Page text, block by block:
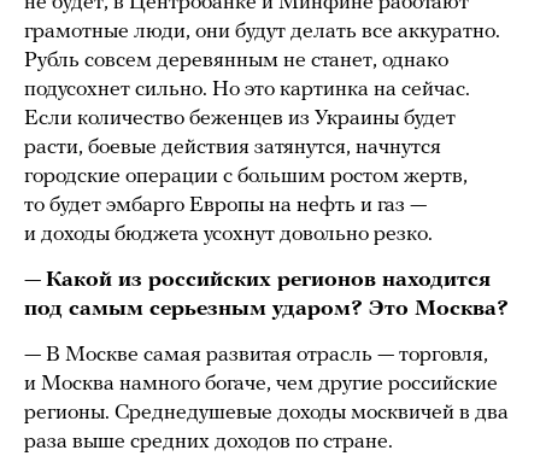
грамотные люди, они будут делать все аккуратно.
Рубль совсем деревянным не станет, однако
подусохнет сильно. Но это картинка на сейчас.
Если количество беженцев из Украины будет
расти, боевые действия затянутся, начнутся
городские операции с большим ростом жертв,
то будет эмбарго Европы на нефть и газ —
и доходы бюджета усохнут довольно резко.
— Какой из российских регионов находится
под самым серьезным ударом? Это Москва?
— В Москве самая развитая отрасль — торговля,
и Москва намного богаче, чем другие российские
регионы. Среднедушевые доходы москвичей в два
раза выше средних доходов по стране.